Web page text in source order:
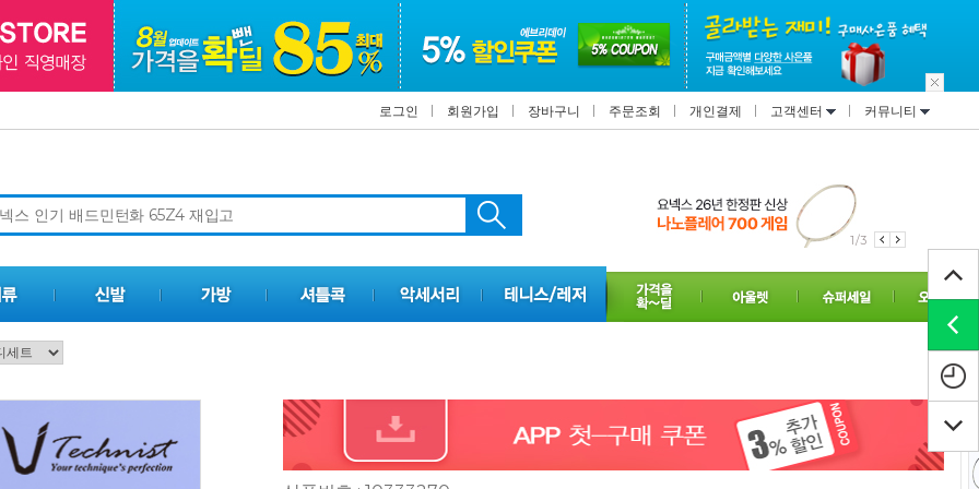
로그인 회원가입 장바구니 주문조회 개인결제 고객센터 커뮤니티
1/3